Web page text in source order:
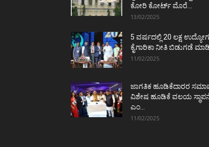
ಕೋರಿ ಕೋರ್ಟ್‌ ಮೊರೆ...
13/02/2025
5 ವರ್ಷದಲ್ಲಿ 20 ಲಕ್ಷ
ಕೈಗಾರಿಕಾ ನೀತಿ ಬಿಡುಗಡೆ
11/02/2025
ಜಾಗತಿಕ ಹೂಡಿಕೆದಾರರ
ವಿಶೇಷ ಹೂಡಿಕೆ ವಲಯ
ಎಂ...
11/02/2025